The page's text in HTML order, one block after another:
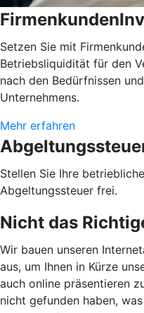
Setzen Sie mit
Betriebsliquidität für den
nach den Bedürfnissen
Unternehmens.
Mehr erfahren
Stellen Sie Ihre
Abgeltungssteuer frei.
Nicht das
Wir bauen unseren
aus, um Ihnen in Kürze
auch online präsentieren
nicht gefunden haben,